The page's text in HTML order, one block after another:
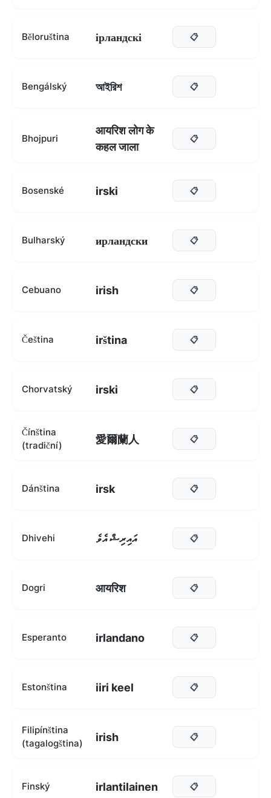
Běloruština ірландскі 📋
Bengálský আইরিশ 📋
Bhojpuri
आयरिश लोग के
कहल जाला
📋
Bosenské irski 📋
Bulharský ирландски 📋
Cebuano irish 📋
Čeština irština 📋
Chorvatský irski 📋
Čínština
(tradiční)
愛爾蘭人 📋
Dánština irsk 📋
Dhivehi އައިރިޝް އެވެ 📋
Dogri आयरिश 📋
Esperanto irlandano 📋
Estonština iiri keel 📋
Filipínština
(tagalogština)
irish 📋
Finský irlantilainen 📋